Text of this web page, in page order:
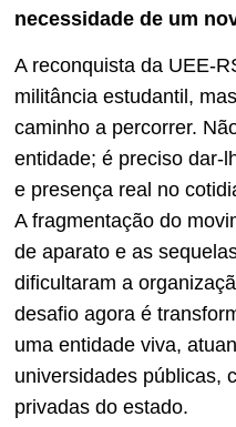
necessidade de um
A reconquista da UEE-
militância estudantil,
caminho a percorrer.
entidade; é preciso dar-
e presença real no
A fragmentação do
de aparato e as
dificultaram a
desafio agora é
uma entidade viva,
universidades públicas,
privadas do estado.